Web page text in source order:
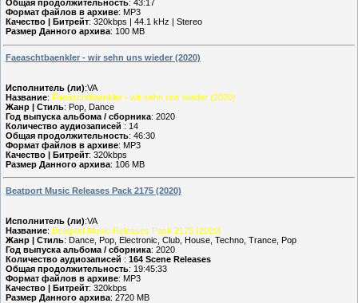
Общая продолжительность: 43:17
Формат файлов в архиве: MP3
Качество | Битрейт: 320kbps | 44.1 kHz | Stereo
Размер Данного архива: 100 MB
Faeaschtbaenkler - wir sehn uns wieder (2020)
Исполнитель (ли):VA
Название: Faeaschtbaenkler - wir sehn uns wieder (2020)
Жанр | Стиль: Pop, Dance
Год выпуска альбома / сборника: 2020
Количество аудиозаписей : 14
Общая продолжительность: 46:30
Формат файлов в архиве: MP3
Качество | Битрейт: 320kbps
Размер Данного архива: 106 MB
Beatport Music Releases Pack 2175 (2020)
Исполнитель (ли):VA
Название: Beatport Music Releases Pack 2175 (2020)
Жанр | Стиль: Dance, Pop, Electronic, Club, House, Techno, Trance, Pop
Год выпуска альбома / сборника: 2020
Количество аудиозаписей : 164 Scene Releases
Общая продолжительность: 19:45:33
Формат файлов в архиве: MP3
Качество | Битрейт: 320kbps
Размер Данного архива: 2720 MB